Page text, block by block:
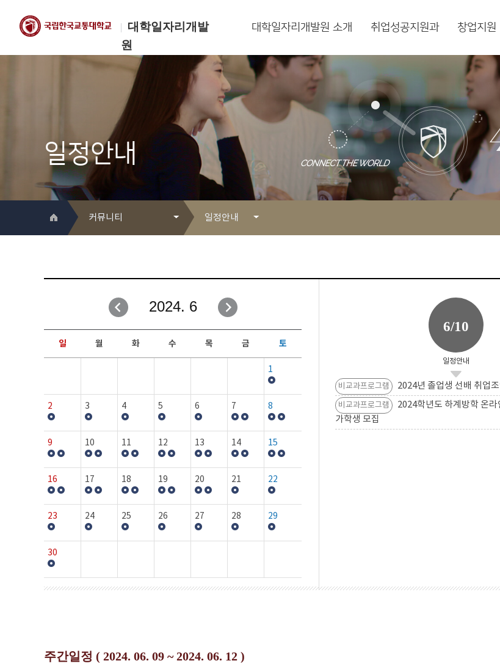
대학일자리개발
원
한국교통대학교
대학일자리개발원
대학일자리개발원 소개 취업성공지원과 창업지
일정안내
커뮤니티
취업성공지원과
창업지원·교육센터
현장실습/IPP사업단
커뮤니티
일정안내
자유게시판
일정안내
보도자료
행사갤러리
2024. 6
일 월 화 수 목 금 토
1
2 3 4 5 6 7 8
9 10 11 12 13 14 15
16 17 18 19 20 21 22
23 24 25 26 27 28 29
30
6/10
일정안내
비교과프로그램 2024년 졸업생 선배 취업
비교과프로그램
2024학년도 하계방학 온
가학생 모집
주간일정 ( 2024. 06. 09 ~ 2024. 06. 12 )